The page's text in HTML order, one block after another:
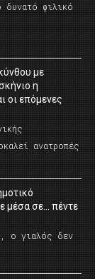
φιλικό
με
η
οι επόμενες
ανατροπές
μέσα σε… πέντε
ο γιαλός δεν